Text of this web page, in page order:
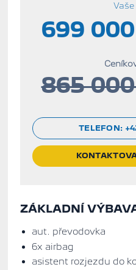
699
865
TELEFON:
ZÁKLADNÍ
aut. převodovka
6x airbag
asistent rozjezdu do